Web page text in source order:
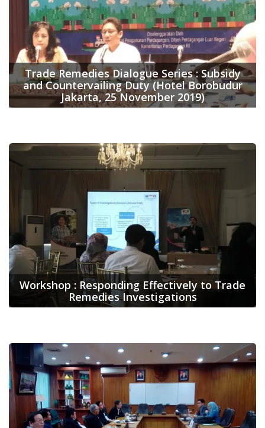
Trade Remedies Dialogue Series : Subsidy
and Countervailing Duty (Hotel Borobudur
Jakarta, 25 November 2019)
Workshop : Responding Effectively to Trade
Remedies Investigations